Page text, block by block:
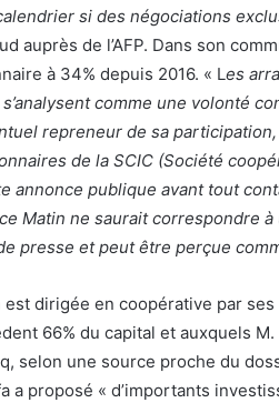
si des négociations
auprès de l’AFP. Dans son
à 34% depuis 2016. « Les
comme une volonté
repreneur de sa
de la SCIC (Société
annonce publique avant tout
Matin ne saurait correspondre
presse et peut être perçue
est dirigée en coopérative par
66% du capital et auxquels
selon une source proche du
a proposé « d’importants